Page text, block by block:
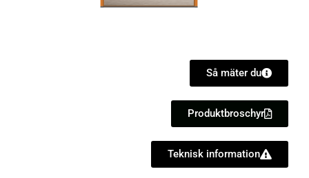
Så mäter du
Produktbroschyr
Teknisk information